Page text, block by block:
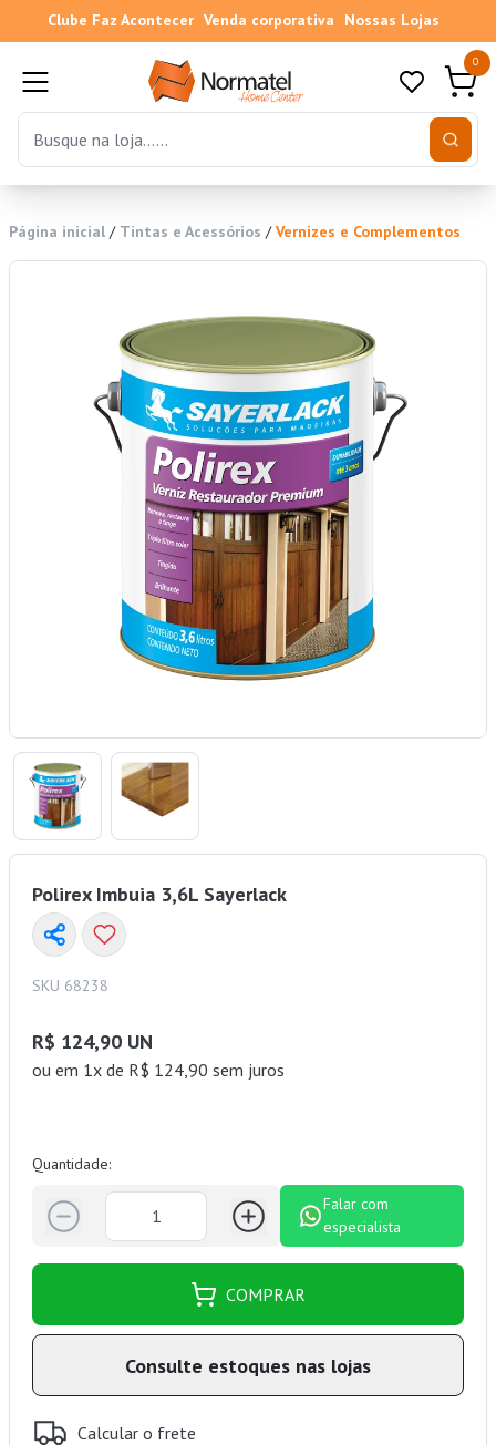
Clube Faz Acontecer Venda corporativa Nossas Lojas
0
Página inicial / Tintas e Acessórios /Vernizes e Complementos
Polirex Imbuia 3,6L Sayerlack
SKU 68238
R$ 124,90 UN
ou em 1x de R$ 124,90 sem juros
Quantidade:
Falar com
especialista
COMPRAR
Consulte estoques nas lojas
Calcular o frete